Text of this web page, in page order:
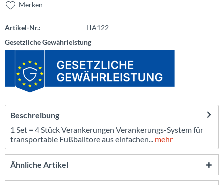
Merken
Artikel-Nr.:
HA122
Gesetzliche Gewährleistung
Beschreibung
1 Set = 4 Stück Verankerungen Verankerungs-System für
transportable Fußballtore aus einfachen... mehr
Ähnliche Artikel